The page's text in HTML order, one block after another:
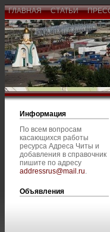
ГЛАВНАЯ СТАТЬИ
Информация
По всем вопросам
касающихся работы
ресурса Адреса Читы и
добавления в справочник
пишите по адресу
addressrus@mail.ru.
Объявления